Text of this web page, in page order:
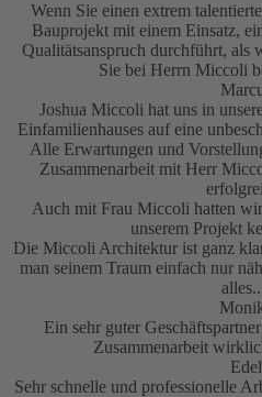
Wenn Sie einen extrem
Bauprojekt mit einem Einsatz,
Qualitätsanspruch durchführt, als
Sie bei Herrn Miccoli
Joshua Miccoli hat uns in
Einfamilienhauses auf eine
Alle Erwartungen und
Zusammenarbeit mit Herr
Auch mit Frau Miccoli hatten
unserem Projekt
Die Miccoli Architektur ist ganz
man seinem Traum einfach nur
Ein sehr guter
Zusammenarbeit
Edel
Sehr schnelle und professionelle